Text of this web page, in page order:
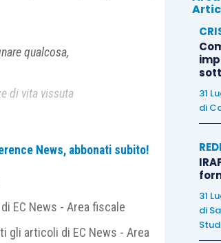
qualcosa,
di vita vissuta
è imprenditore è solo
imprenditrice che vuole
News, abbonati subito!
EC News - Area fiscale
gli articoli di EC News - Area
31
di
31
di